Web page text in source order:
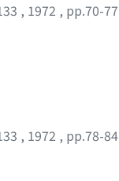
, 1972 , pp.70-77
, 1972 , pp.78-84